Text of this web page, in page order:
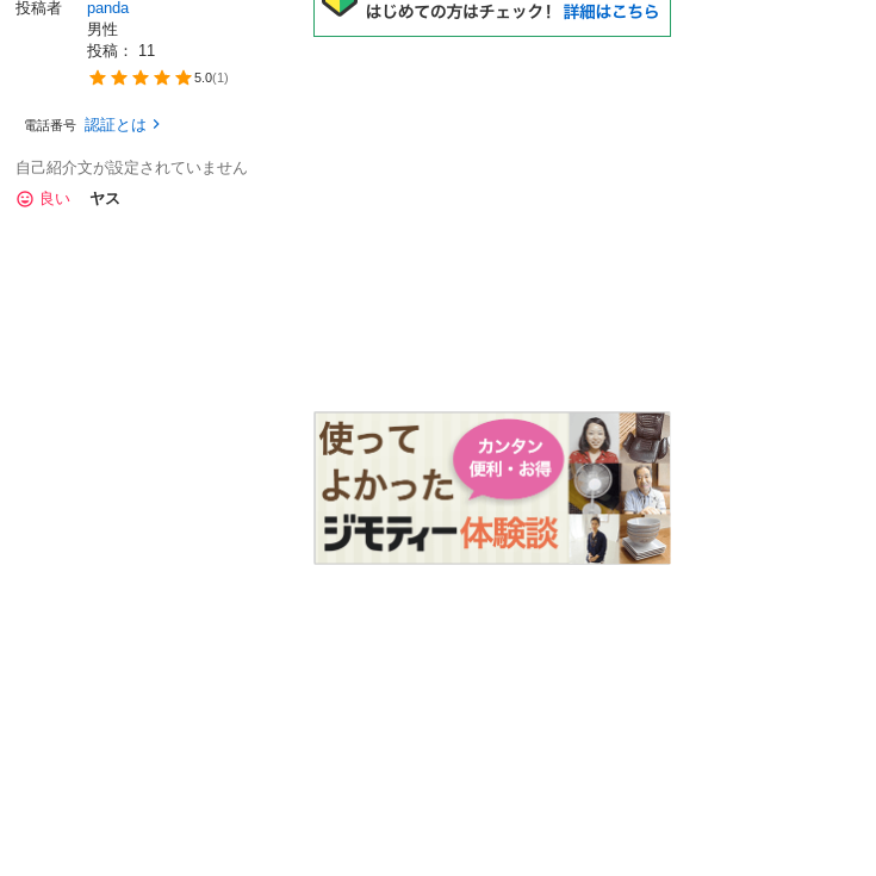
投稿者
panda
男性
投稿： 11
5.0(1)
電話番号 認証とは
自己紹介文が設定されていません
良い
ヤス